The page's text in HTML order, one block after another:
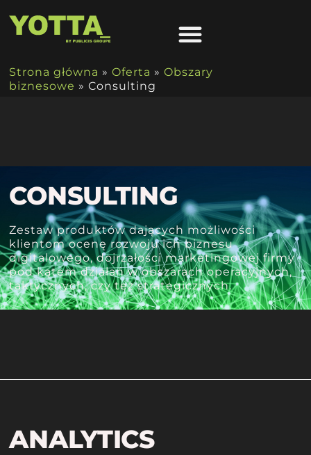
Strona główna »Oferta »Obszary
biznesowe »Consulting
CONSULTING
Zestaw produktów dających możliwości
klientom ocenę rozwoju ich biznesu
digitalowego, dojrzałości marketingowej firmy
pod kątem działań w obszarach operacyjnych,
taktycznych, czy też strategicznych.
ANALYTICS